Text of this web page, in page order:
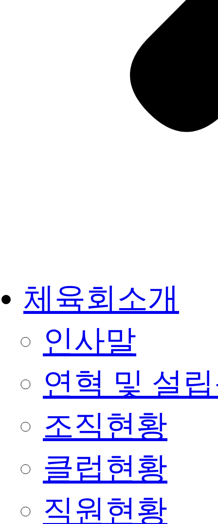
체육회소개
인사말
연혁 및 설
조직현황
클럽현황
직원현황